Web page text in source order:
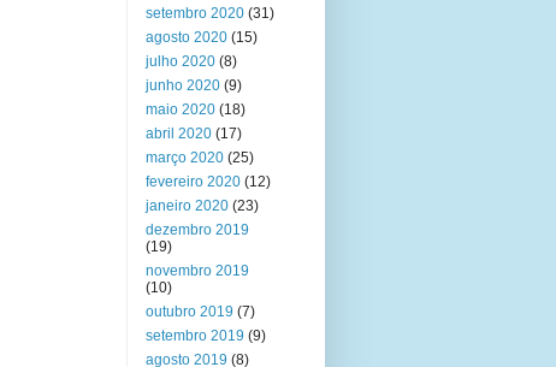
setembro 2020 (31)
agosto 2020 (15)
julho 2020 (8)
junho 2020 (9)
maio 2020 (18)
abril 2020 (17)
março 2020 (25)
fevereiro 2020 (12)
janeiro 2020 (23)
dezembro 2019
(19)
novembro 2019
(10)
outubro 2019 (7)
setembro 2019 (9)
agosto 2019 (8)